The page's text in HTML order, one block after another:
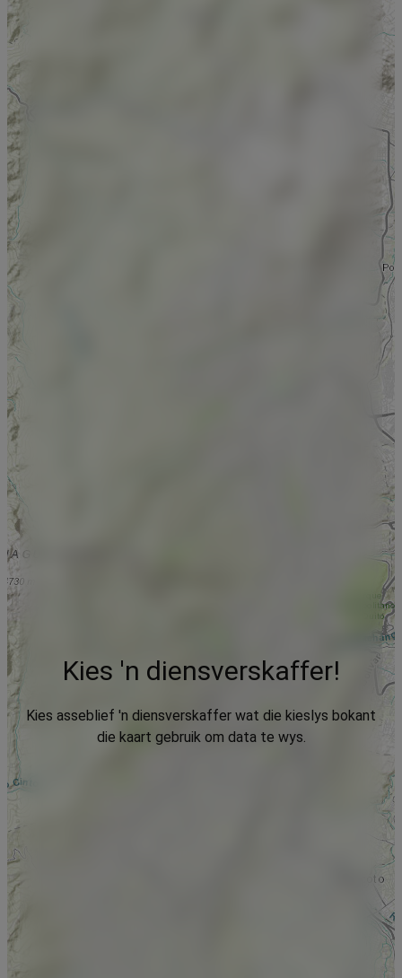
Kies 'n diensverskaffer!
Kies asseblief 'n diensverskaffer wat die kieslys bokant
die kaart gebruik om data te wys.